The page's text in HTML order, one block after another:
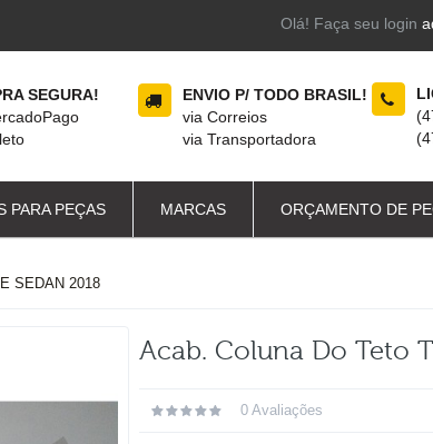
Olá! Faça seu login
SEGURA!
ENVIO P/ TODO BRASIL!
via Correios
via Transportadora
PARA PEÇAS MARCAS ORÇAMENTO DE
SEDAN 2018
Acab. Coluna Do Teto
0 Avaliações